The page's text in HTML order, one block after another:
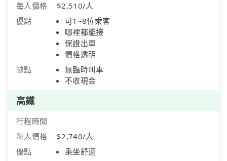
每人價格
$2,510/人
優點
可1~8位乘客
哪裡都能接
保證出車
價格透明
缺點
無臨時叫車
不收現金
高鐵
行程時間
每人價格
$2,740/人
優點
乘坐舒適